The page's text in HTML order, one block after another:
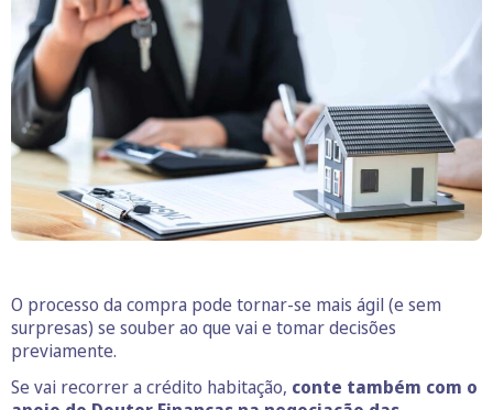
O processo da compra pode tornar-se mais ágil (e sem
surpresas) se souber ao que vai e tomar decisões
previamente.
Se vai recorrer a crédito habitação, conte também com o